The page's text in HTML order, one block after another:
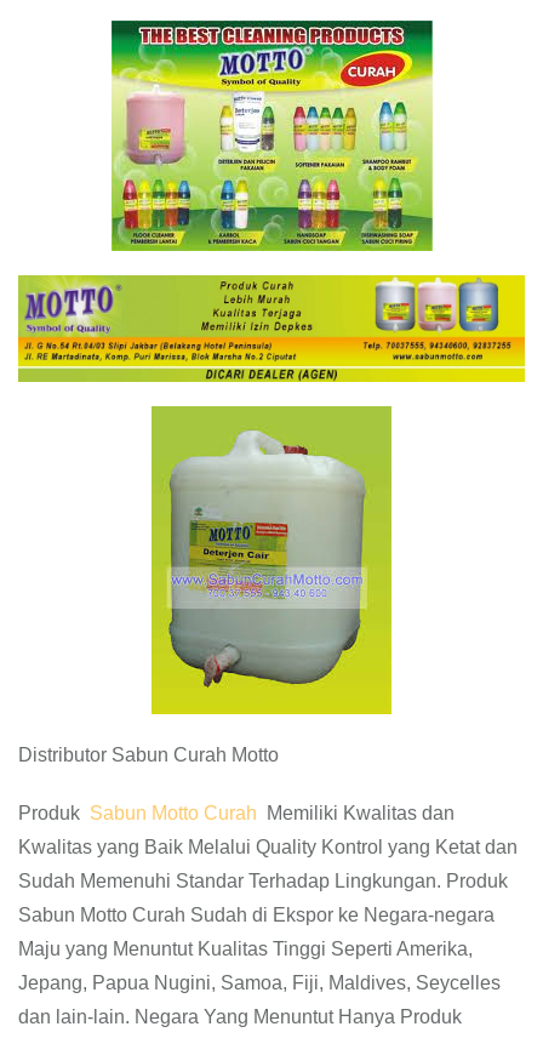
Distributor Sabun Curah Motto
Produk Sabun Motto Curah
Memiliki Kwalitas dan
Kwalitas yang Baik Melalui Quality Kontrol yang Ketat dan
Sudah Memenuhi Standar Terhadap Lingkungan. Produk
Sabun Motto Curah Sudah di Ekspor ke Negara-negara
Maju yang Menuntut Kualitas Tinggi Seperti Amerika,
Jepang, Papua Nugini, Samoa, Fiji, Maldives, Seycelles
dan lain-lain. Negara Yang Menuntut Hanya Produk